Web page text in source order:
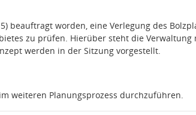
beauftragt worden, eine Verlegung des
zu prüfen. Hierüber steht die Verwaltung
werden in der Sitzung vorgestellt.
weiteren Planungsprozess durchzuführen.